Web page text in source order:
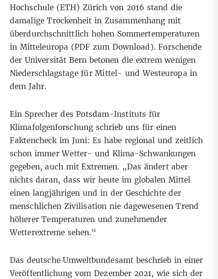
Hochschule (ETH) Zürich von 2016 stand die
damalige Trockenheit in Zusammenhang mit
überdurchschnittlich hohen Sommertemperaturen
in Mitteleuropa (PDF zum Download).Forschende
der Universität Bern betonen die extrem wenigen
Niederschlagstage für Mittel- und Westeuropa in
dem Jahr.
Ein Sprecher des Potsdam-Instituts für
Klimafolgenforschung schrieb uns für einen
Faktencheck im Juni: Es habe regional und zeitlich
schon immer Wetter- und Klima-Schwankungen
gegeben, auch mit Extremen. „Das ändert aber
nichts daran, dass wir heute im globalen Mittel
einen langjährigen und in der Geschichte der
menschlichen Zivilisation nie dagewesenen Trend
höherer Temperaturen und zunehmender
Wetterextreme sehen.“
Das deutsche Umweltbundesamt beschrieb in einer
Veröffentlichung vom Dezember 2021, wie sich der